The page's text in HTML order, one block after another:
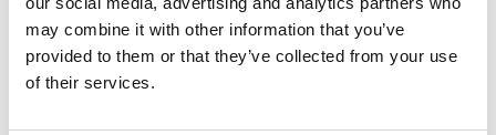
may combine it with other information that you’ve
provided to them or that they’ve collected from your use
of their services.